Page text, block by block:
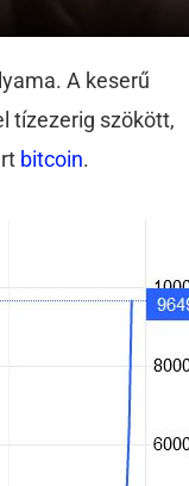
A keserű
tízezerig szökött,
bitcoin.